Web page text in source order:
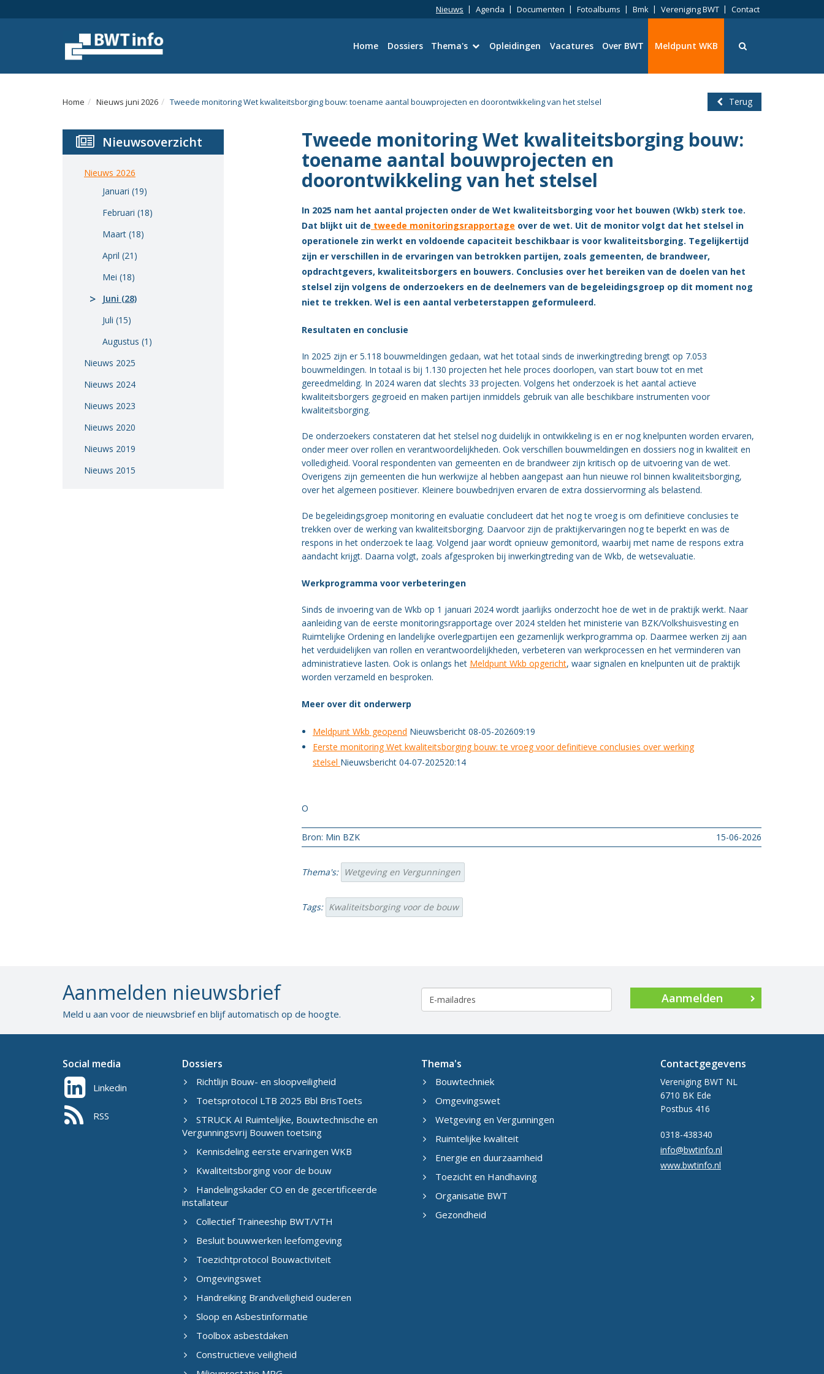
Nieuws Agenda Documenten Fotoalbums Bmk Vereniging BWT Contact
Home Dossiers Thema's
Wetgeving en Vergunningen
Ruimtelijke kwaliteit
Energie en duurzaamheid
Toezicht en Handhaving
Organisatie BWT
Gezondheid
Opleidingen Vacatures Over BWT Meldpunt WKB
Menu
Home Nieuws juni 2026 Tweede monitoring Wet kwaliteitsborging bouw: toename aantal bouwprojecten en doorontwikkeling van het stelsel Terug
Nieuwsoverzicht
Nieuws 2026
Januari (19)
Februari (18)
Maart (18)
April (21)
Mei (18)
Juni (28)
Juli (15)
Augustus (1)
Nieuws 2025
Nieuws 2024
Nieuws 2023
Nieuws 2020
Nieuws 2019
Nieuws 2015
Tweede monitoring Wet kwaliteitsborging bouw:
toename aantal bouwprojecten en
doorontwikkeling van het stelsel
In 2025 nam het aantal projecten onder de Wet kwaliteitsborging voor het bouwen (Wkb) sterk toe.
Dat blijkt uit de tweede monitoringsrapportage over de wet. Uit de monitor volgt dat het stelsel in
operationele zin werkt en voldoende capaciteit beschikbaar is voor kwaliteitsborging. Tegelijkertijd
zijn er verschillen in de ervaringen van betrokken partijen, zoals gemeenten, de brandweer,
opdrachtgevers, kwaliteitsborgers en bouwers. Conclusies over het bereiken van de doelen van het
stelsel zijn volgens de onderzoekers en de deelnemers van de begeleidingsgroep op dit moment nog
niet te trekken. Wel is een aantal verbeterstappen geformuleerd.
Resultaten en conclusie
In 2025 zijn er 5.118 bouwmeldingen gedaan, wat het totaal sinds de inwerkingtreding brengt op 7.053
bouwmeldingen. In totaal is bij 1.130 projecten het hele proces doorlopen, van start bouw tot en met
gereedmelding. In 2024 waren dat slechts 33 projecten. Volgens het onderzoek is het aantal actieve
kwaliteitsborgers gegroeid en maken partijen inmiddels gebruik van alle beschikbare instrumenten voor
kwaliteitsborging.
De onderzoekers constateren dat het stelsel nog duidelijk in ontwikkeling is en er nog knelpunten worden ervaren,
onder meer over rollen en verantwoordelijkheden. Ook verschillen bouwmeldingen en dossiers nog in kwaliteit en
volledigheid. Vooral respondenten van gemeenten en de brandweer zijn kritisch op de uitvoering van de wet.
Overigens zijn gemeenten die hun werkwijze al hebben aangepast aan hun nieuwe rol binnen kwaliteitsborging,
over het algemeen positiever. Kleinere bouwbedrijven ervaren de extra dossiervorming als belastend.
De begeleidingsgroep monitoring en evaluatie concludeert dat het nog te vroeg is om definitieve conclusies te
trekken over de werking van kwaliteitsborging. Daarvoor zijn de praktijkervaringen nog te beperkt en was de
respons in het onderzoek te laag. Volgend jaar wordt opnieuw gemonitord, waarbij met name de respons extra
aandacht krijgt. Daarna volgt, zoals afgesproken bij inwerkingtreding van de Wkb, de wetsevaluatie.
Werkprogramma voor verbeteringen
Sinds de invoering van de Wkb op 1 januari 2024 wordt jaarlijks onderzocht hoe de wet in de praktijk werkt. Naar
aanleiding van de eerste monitoringsrapportage over 2024 stelden het ministerie van BZK/Volkshuisvesting en
Ruimtelijke Ordening en landelijke overlegpartijen een gezamenlijk werkprogramma op. Daarmee werken zij aan
het verduidelijken van rollen en verantwoordelijkheden, verbeteren van werkprocessen en het verminderen van
administratieve lasten. Ook is onlangs het Meldpunt Wkb opgericht, waar signalen en knelpunten uit de praktijk
worden verzameld en besproken.
Meer over dit onderwerp
Meldpunt Wkb geopend Nieuwsbericht 08-05-202609:19
Eerste monitoring Wet kwaliteitsborging bouw: te vroeg voor definitieve conclusies over werking
stelsel Nieuwsbericht 04-07-202520:14
O
Bron: Min BZK 15-06-2026
Thema's: Wetgeving en Vergunningen
Tags: Kwaliteitsborging voor de bouw
Aanmelden nieuwsbrief
Meld u aan voor de nieuwsbrief en blijf automatisch op de hoogte.
Aanmelden
Social media
Linkedin
RSS
Dossiers
Richtlijn Bouw- en sloopveiligheid
Toetsprotocol LTB 2025 Bbl BrisToets
STRUCK AI Ruimtelijke, Bouwtechnische en
Vergunningsvrij Bouwen toetsing
Kennisdeling eerste ervaringen WKB
Kwaliteitsborging voor de bouw
Handelingskader CO en de gecertificeerde
installateur
Collectief Traineeship BWT/VTH
Besluit bouwwerken leefomgeving
Toezichtprotocol Bouwactiviteit
Omgevingswet
Handreiking Brandveiligheid ouderen
Sloop en Asbestinformatie
Toolbox asbestdaken
Constructieve veiligheid
Thema's
Bouwtechniek
Omgevingswet
Wetgeving en Vergunningen
Ruimtelijke kwaliteit
Energie en duurzaamheid
Toezicht en Handhaving
Organisatie BWT
Gezondheid
Contactgegevens
Vereniging BWT NL
6710 BK Ede
Postbus 416
0318-438340
info@bwtinfo.nl
www.bwtinfo.nl